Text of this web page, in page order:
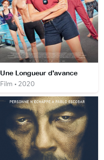
Une Longueur d'avance
Film • 2020